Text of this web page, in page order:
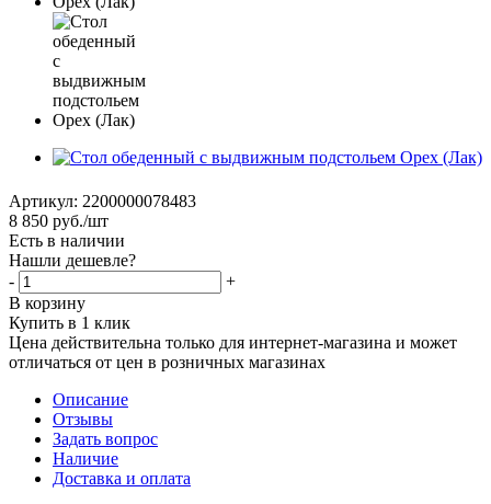
Артикул: 2200000078483
8 850 руб./шт
Есть в наличии
Нашли дешевле?
-
+
В корзину
Купить в 1 клик
Цена действительна только для интернет-магазина и может
отличаться от цен в розничных магазинах
Описание
Отзывы
Задать вопрос
Наличие
Доставка и оплата